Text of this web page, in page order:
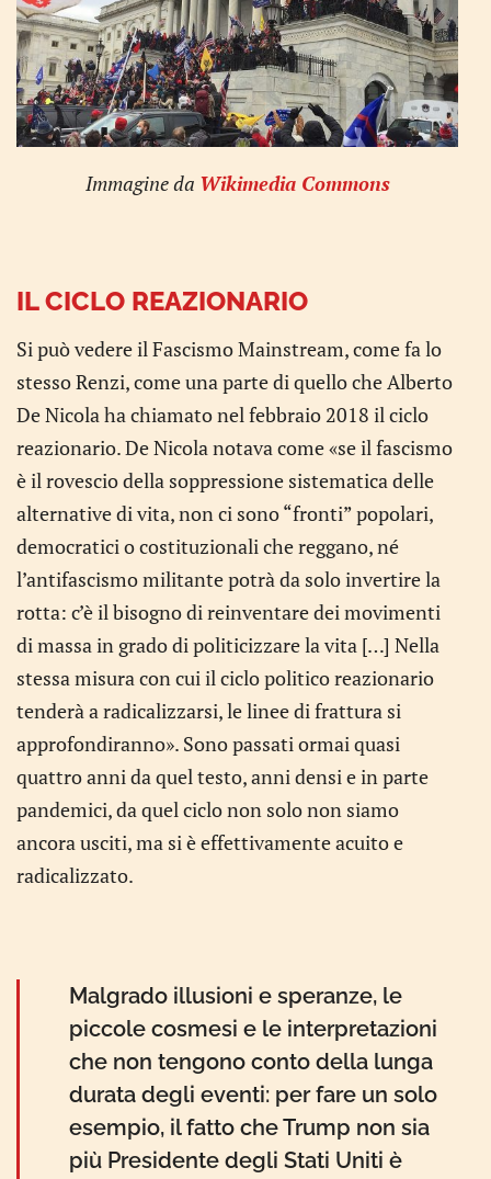
Immagine da Wikimedia Commons
IL CICLO REAZIONARIO
Si può vedere il Fascismo Mainstream, come fa lo
stesso Renzi, come una parte di quello che Alberto
De Nicola ha chiamato nel febbraio 2018 il ciclo
reazionario. De Nicola notava come «se il fascismo
è il rovescio della soppressione sistematica delle
alternative di vita, non ci sono “fronti” popolari,
democratici o costituzionali che reggano, né
l’antifascismo militante potrà da solo invertire la
rotta: c’è il bisogno di reinventare dei movimenti
di massa in grado di politicizzare la vita […] Nella
stessa misura con cui il ciclo politico reazionario
tenderà a radicalizzarsi, le linee di frattura si
approfondiranno». Sono passati ormai quasi
quattro anni da quel testo, anni densi e in parte
pandemici, da quel ciclo non solo non siamo
ancora usciti, ma si è effettivamente acuito e
radicalizzato.
Malgrado illusioni e speranze, le
piccole cosmesi e le interpretazioni
che non tengono conto della lunga
durata degli eventi: per fare un solo
esempio, il fatto che Trump non sia
più Presidente degli Stati Uniti è